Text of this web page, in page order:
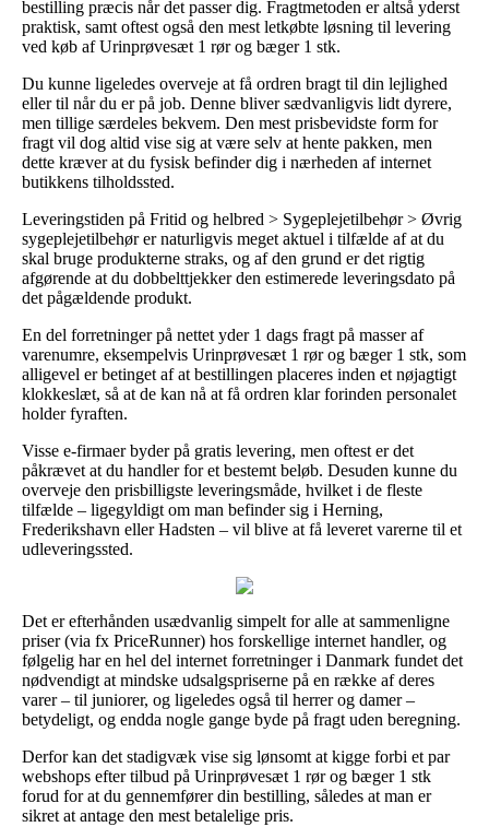
bestilling præcis når det passer dig. Fragtmetoden er altså yderst
praktisk, samt oftest også den mest letkøbte løsning til levering
ved køb af Urinprøvesæt 1 rør og bæger 1 stk.
Du kunne ligeledes overveje at få ordren bragt til din lejlighed
eller til når du er på job. Denne bliver sædvanligvis lidt dyrere,
men tillige særdeles bekvem. Den mest prisbevidste form for
fragt vil dog altid vise sig at være selv at hente pakken, men
dette kræver at du fysisk befinder dig i nærheden af internet
butikkens tilholdssted.
Leveringstiden på Fritid og helbred > Sygeplejetilbehør > Øvrig
sygeplejetilbehør er naturligvis meget aktuel i tilfælde af at du
skal bruge produkterne straks, og af den grund er det rigtig
afgørende at du dobbelttjekker den estimerede leveringsdato på
det pågældende produkt.
En del forretninger på nettet yder 1 dags fragt på masser af
varenumre, eksempelvis Urinprøvesæt 1 rør og bæger 1 stk, som
alligevel er betinget af at bestillingen placeres inden et nøjagtigt
klokkeslæt, så at de kan nå at få ordren klar forinden personalet
holder fyraften.
Visse e-firmaer byder på gratis levering, men oftest er det
påkrævet at du handler for et bestemt beløb. Desuden kunne du
overveje den prisbilligste leveringsmåde, hvilket i de fleste
tilfælde – ligegyldigt om man befinder sig i Herning,
Frederikshavn eller Hadsten – vil blive at få leveret varerne til et
udleveringssted.
Det er efterhånden usædvanlig simpelt for alle at sammenligne
priser (via fx PriceRunner) hos forskellige internet handler, og
følgelig har en hel del internet forretninger i Danmark fundet det
nødvendigt at mindske udsalgspriserne på en række af deres
varer – til juniorer, og ligeledes også til herrer og damer –
betydeligt, og endda nogle gange byde på fragt uden beregning.
Derfor kan det stadigvæk vise sig lønsomt at kigge forbi et par
webshops efter tilbud på Urinprøvesæt 1 rør og bæger 1 stk
forud for at du gennemfører din bestilling, således at man er
sikret at antage den mest betalelige pris.